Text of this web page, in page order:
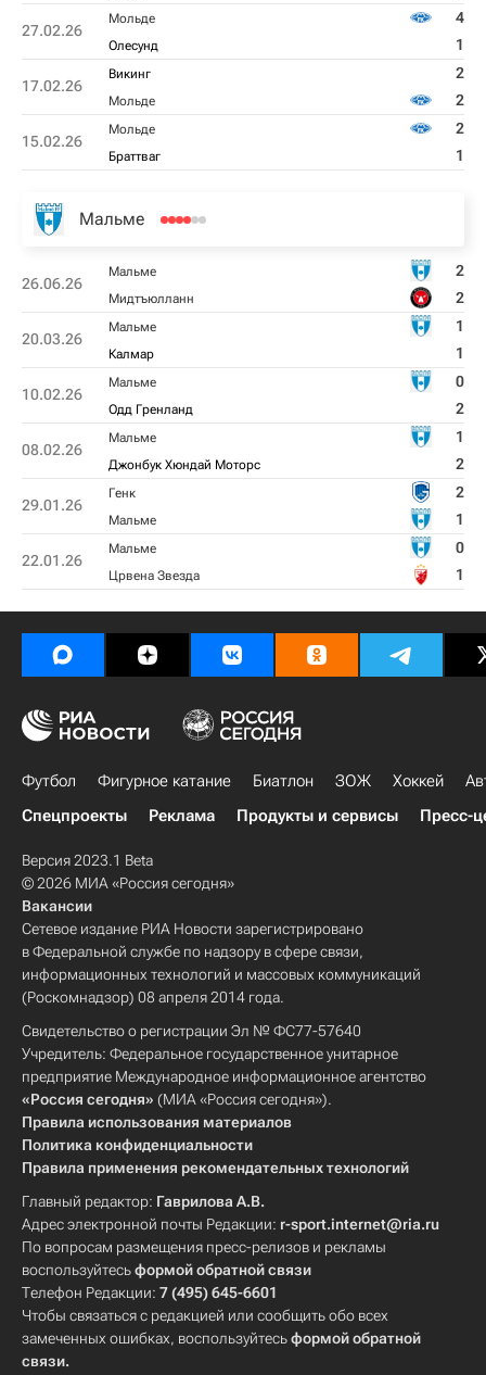
27.02.26
Мольде 4
Олесунд 1
17.02.26
Викинг 2
Мольде 2
15.02.26
Мольде 2
Браттваг 1
Мальме
26.06.26
Мальме 2
Мидтъюлланн 2
20.03.26
Мальме 1
Калмар 1
10.02.26
Мальме 0
Одд Гренланд 2
08.02.26
Мальме 1
Джонбук Хюндай Моторс 2
29.01.26
Генк 2
Мальме 1
22.01.26
Мальме 0
Црвена Звезда 1
Футбол Фигурное катание Биатлон ЗОЖ Хоккей
Спецпроекты
Реклама Продукты и сервисы Пресс-
Версия 2023.1 Beta
© 2026 МИА «Россия сегодня»
Вакансии
Сетевое издание РИА Новости зарегистрировано
в Федеральной службе по надзору в сфере связи,
информационных технологий и массовых коммуникаций
(Роскомнадзор) 08 апреля 2014 года.
Свидетельство о регистрации Эл № ФС77-57640
Учредитель: Федеральное государственное унитарное
предприятие Международное информационное агентство
«Россия сегодня» (МИА «Россия сегодня»).
Правила использования материалов
Политика конфиденциальности
Правила применения рекомендательных технологий
Главный редактор: Гаврилова А.В.
Адрес электронной почты Редакции: r-sport.internet@ria.ru
По вопросам размещения пресс-релизов и рекламы
воспользуйтесьформой обратной связи
Телефон Редакции: 7 (495) 645-6601
Чтобы связаться с редакцией или сообщить обо всех
замеченных ошибках, воспользуйтесьформой обратной
связи.